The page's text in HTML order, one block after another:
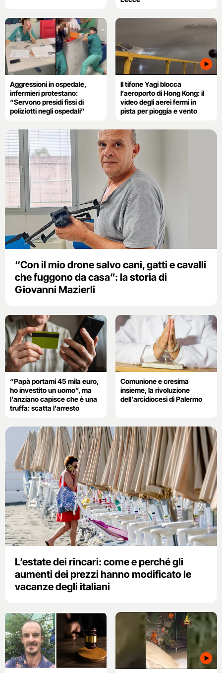
Aggressioni in ospedale,
infermieri protestano:
“Servono presidi fissi di
poliziotti negli ospedali”
Il tifone Yagi blocca
l’aeroporto di Hong Kong: il
video degli aerei fermi in
pista per pioggia e vento
“Con il mio drone salvo cani, gatti e cavalli
che fuggono da casa”: la storia di
Giovanni Mazierli
“Papà portami 45 mila euro,
ho investito un uomo”, ma
l’anziano capisce che è una
truffa: scatta l’arresto
Comunione e cresima
insieme, la rivoluzione
dell’arcidiocesi di Palermo
L’estate dei rincari: come e perché gli
aumenti dei prezzi hanno modificato le
vacanze degli italiani